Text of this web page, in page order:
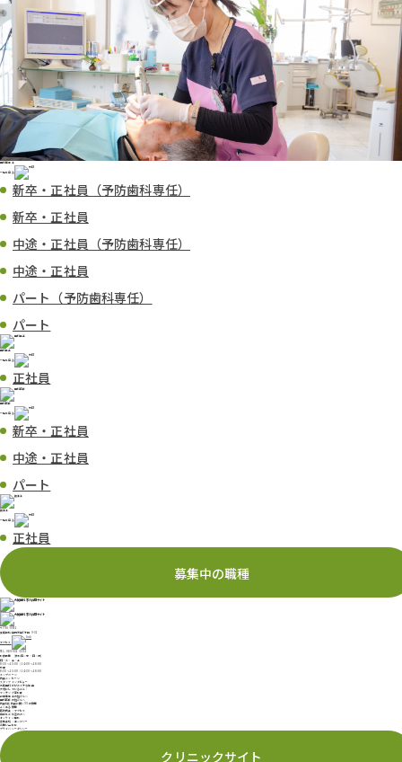
歯科衛生士
一覧を見る
新卒・正社員（予防歯科専任）
新卒・正社員
中途・正社員（予防歯科専任）
中途・正社員
パート（予防歯科専任）
パート
歯科助手
一覧を見る
正社員
歯科医師
一覧を見る
新卒・正社員
中途・正社員
パート
技工士
一覧を見る
正社員
募集中の職種
〒790-0951
愛媛県松山市天山3丁目 9-31
アクセス
TEL.
089-931-5551
診療時間
(休診日：木・日・祝)
月・火・金・土
8:30〜13:00 / 14:00〜18:00
水曜
8:30〜13:00 / 14:30〜18:00
トップページ
院長メッセージ
スタッフインタビュー
丸尾歯科がピカイチな理由
大切にしていること・
マッチング率診断
新卒衛生士の皆さんへ
歯科医師の皆さんへ
院長&副院長に聞く99の質問
よくある質問
医院概要・アクセス
見学をご希望の方へ
オンライン面談
募集要項・エントリー
お問い合わせ
プライバシーポリシー
クリニックサイト